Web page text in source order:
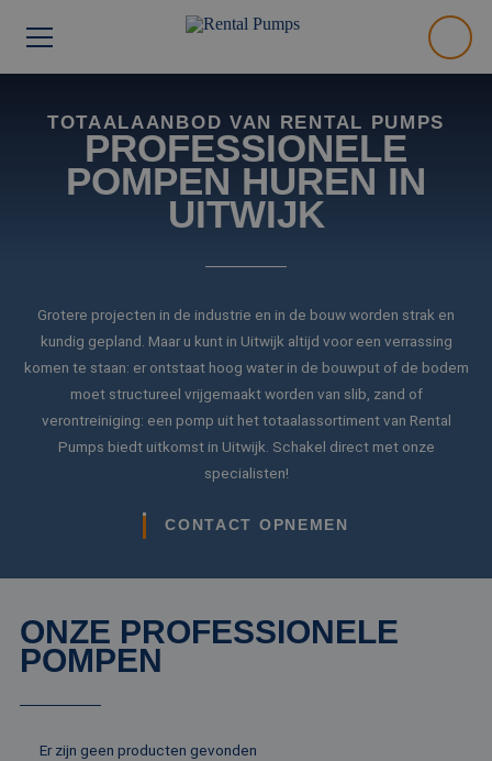
TOTAALAANBOD VAN RENTAL PUMPS
PROFESSIONELE
POMPEN HUREN IN
UITWIJK
Grotere projecten in de industrie en in de bouw worden strak en
kundig gepland. Maar u kunt in Uitwijk altijd voor een verrassing
komen te staan: er ontstaat hoog water in de bouwput of de bodem
moet structureel vrijgemaakt worden van slib, zand of
verontreiniging: een pomp uit het totaalassortiment van Rental
Pumps biedt uitkomst in Uitwijk. Schakel direct met onze
specialisten!
CONTACT OPNEMEN
ONZE PROFESSIONELE
POMPEN
Er zijn geen producten gevonden